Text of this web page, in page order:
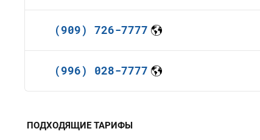
(909) 726-7777
(996) 028-7777
ПОДХОДЯЩИЕ ТАРИФЫ